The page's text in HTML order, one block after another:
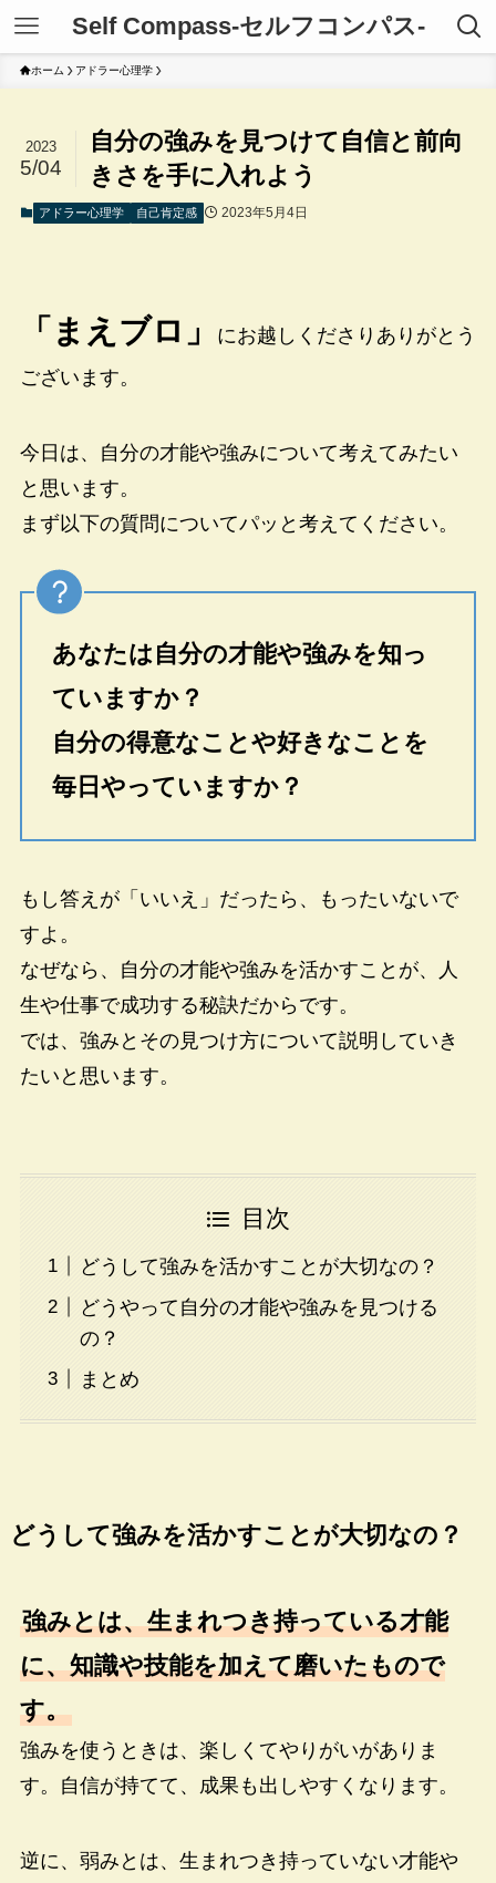
Self Compass-セルフコンパス-
ホーム アドラー心理学
自分の強みを見つけて自信と前向
きさを手に入れよう
2023
5/04
アドラー心理学 自己肯定感 2023年5月4日
「まえブロ」
にお越しくださりありがとう
ございます。
今日は、自分の才能や強みについて考えてみたい
と思います。
まず以下の質問についてパッと考えてください。
あなたは自分の才能や強みを知っ
ていますか？
自分の得意なことや好きなことを
毎日やっていますか？
もし答えが「いいえ」だったら、もったいないで
すよ。
なぜなら、自分の才能や強みを活かすことが、人
生や仕事で成功する秘訣だからです。
では、強みとその見つけ方について説明していき
たいと思います。
目次
どうして強みを活かすことが大切なの？
どうやって自分の才能や強みを見つける
の？
まとめ
どうして強みを活かすことが大切なの？
強みとは、生まれつき持っている才能
に、知識や技能を加えて磨いたもので
す。
強みを使うときは、楽しくてやりがいがありま
す。自信が持てて、成果も出しやすくなります。
逆に、弱みとは、生まれつき持っていない才能や